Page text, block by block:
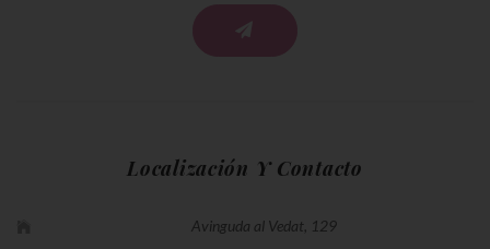
Localización Y Contacto
Avinguda al Vedat, 129